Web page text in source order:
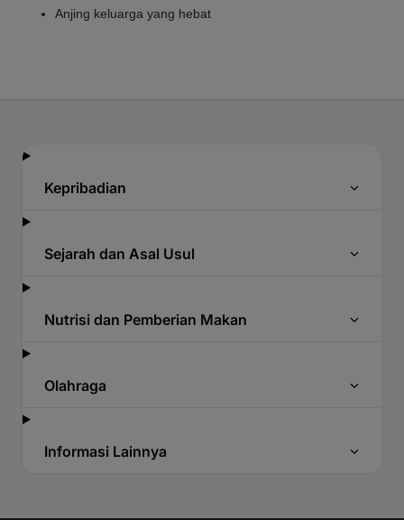
Anjing keluarga yang hebat
Kepribadian
Sejarah dan Asal Usul
Nutrisi dan Pemberian Makan
Olahraga
Informasi Lainnya